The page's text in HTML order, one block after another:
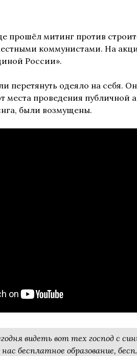
прошёл митинг против
коммунистами. На
России».
перетянуть одеяло на себя.
места проведения
были возмущены.
видеть вот тех господ с
бесплатное образование,